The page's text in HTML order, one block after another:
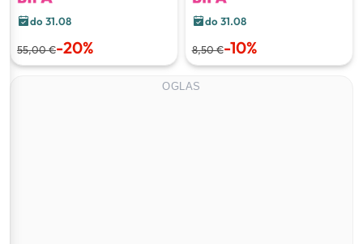
do 31.08
55,00 €-20%
do 31.08
8,50 €-10%
OGLAS